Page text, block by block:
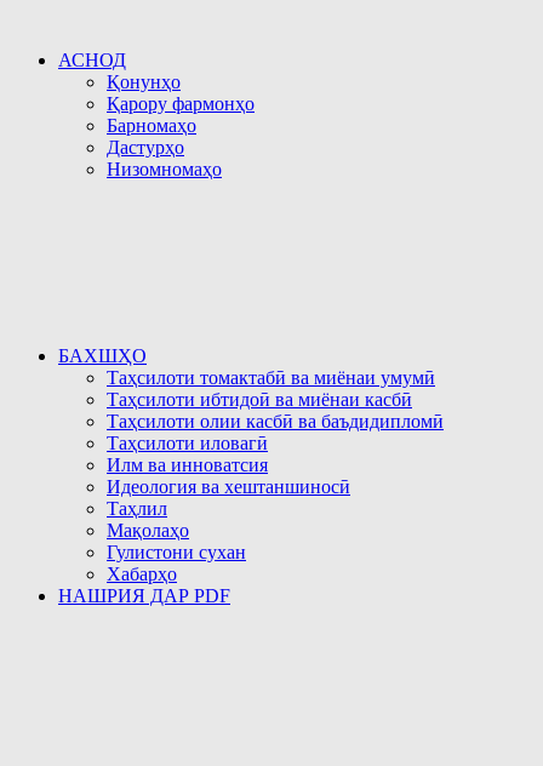
АСНОД
Қонунҳо
Қарору фармонҳо
Барномаҳо
Дастурҳо
Низомномаҳо
БАХШҲО
Таҳсилоти томактабӣ ва миёнаи умумӣ
Таҳсилоти ибтидоӣ ва миёнаи касбӣ
Таҳсилоти олии касбӣ ва баъдидипломӣ
Таҳсилоти иловагӣ
Илм ва инноватсия
Идеология ва хештаншиносӣ
Таҳлил
Мақолаҳо
Гулистони сухан
Хабарҳо
НАШРИЯ ДАР PDF